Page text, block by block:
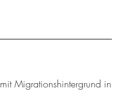
Migrationshintergrund in